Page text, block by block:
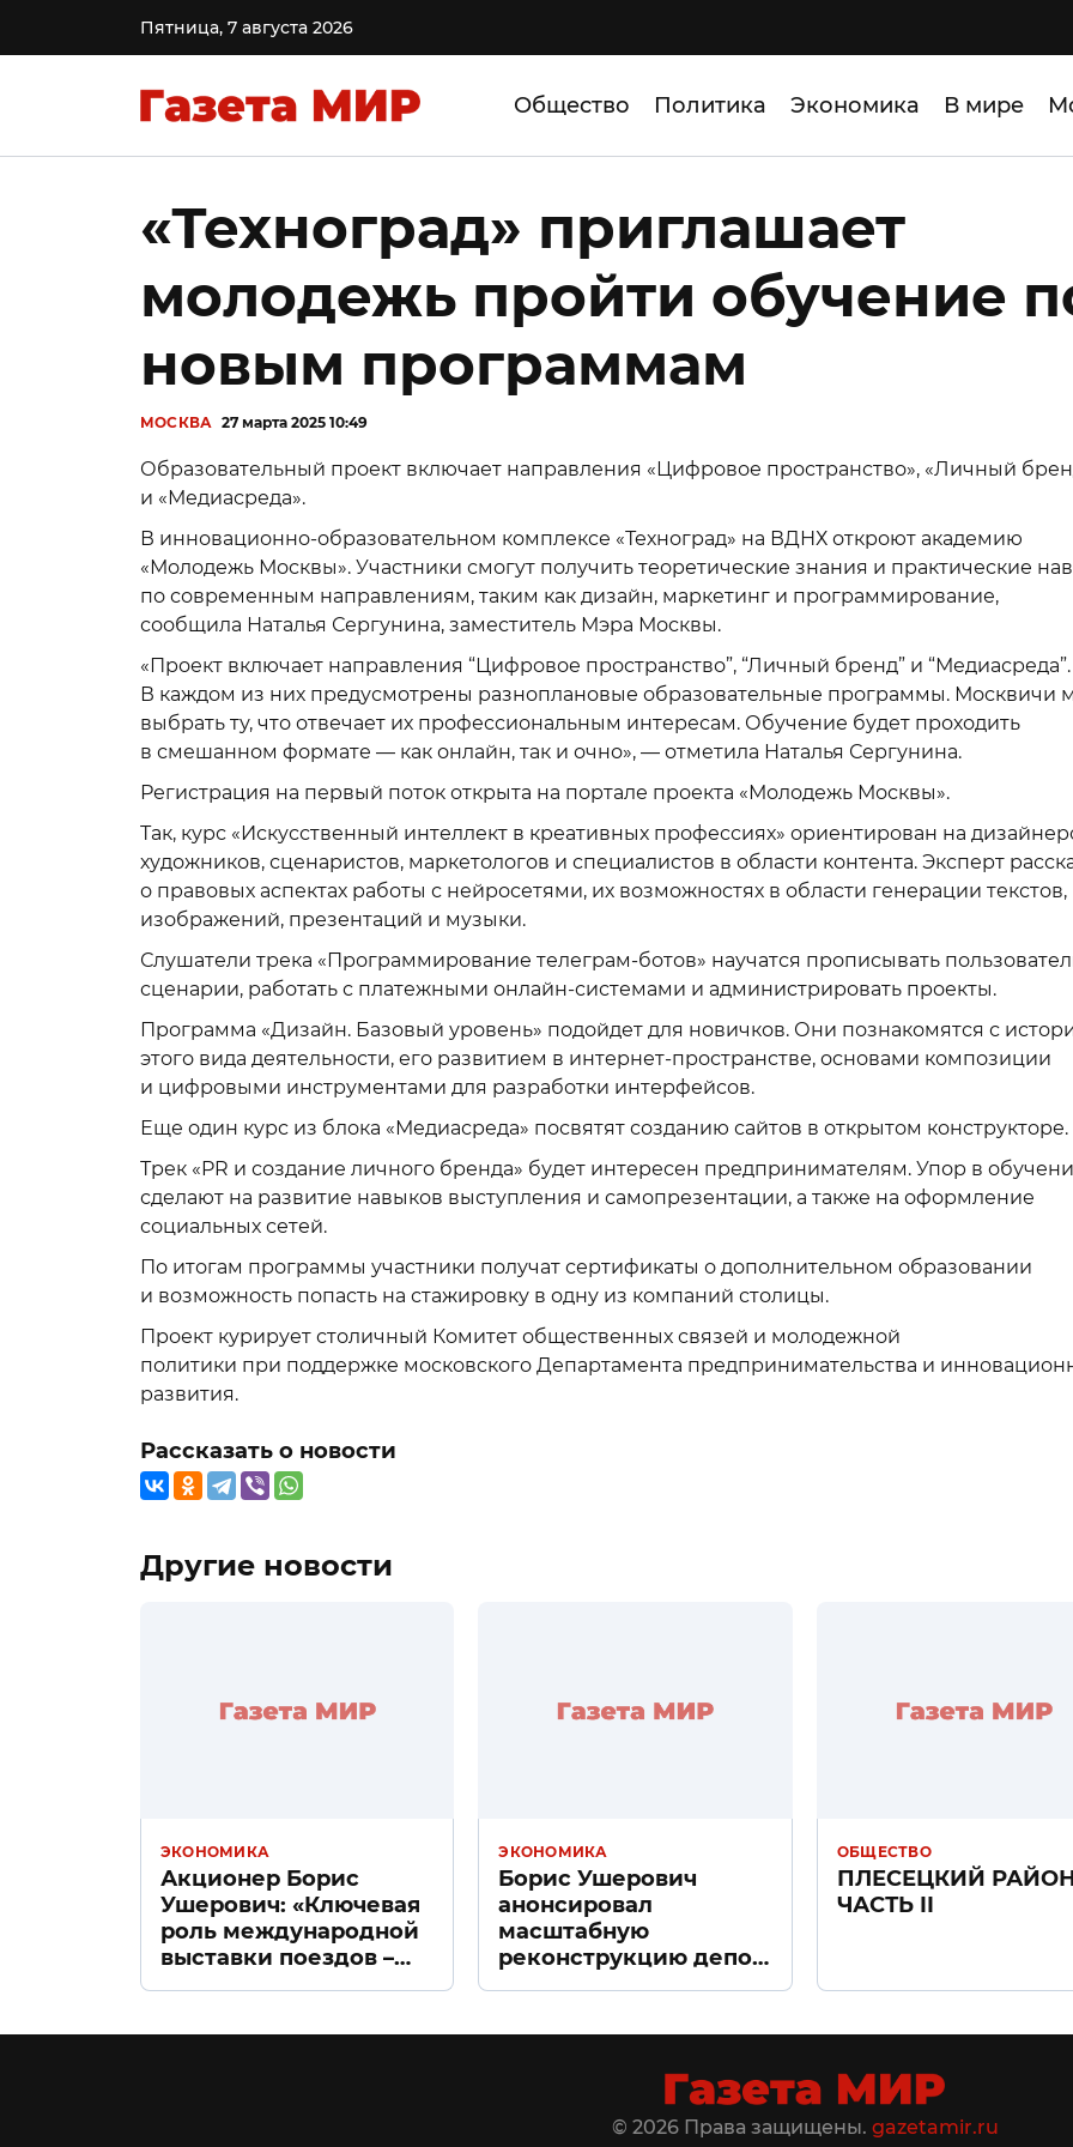
Пятница, 7 августа 2026
Общество Политика Экономика В мире
«Техноград» приглашает
молодежь пройти обучение
новым программам
МОСКВА 27 марта 2025 10:49
Образовательный проект включает направления «Цифровое пространство», «Личный
и «Медиасреда».
В инновационно-образовательном комплексе «Техноград» на ВДНХ откроют академию
«Молодежь Москвы». Участники смогут получить теоретические знания и практические
по современным направлениям, таким как дизайн, маркетинг и программирование,
сообщила Наталья Сергунина, заместитель Мэра Москвы.
«Проект включает направления “Цифровое пространство”, “Личный бренд” и “Медиасреда”.
В каждом из них предусмотрены разноплановые образовательные программы. Москвичи
выбрать ту, что отвечает их профессиональным интересам. Обучение будет проходить
в смешанном формате — как онлайн, так и очно», — отметила Наталья Сергунина.
Регистрация на первый поток открыта на портале проекта «Молодежь Москвы».
Так, курс «Искусственный интеллект в креативных профессиях» ориентирован на
художников, сценаристов, маркетологов и специалистов в области контента. Эксперт
о правовых аспектах работы с нейросетями, их возможностях в области генерации текстов,
изображений, презентаций и музыки.
Слушатели трека «Программирование телеграм-ботов» научатся прописывать
сценарии, работать с платежными онлайн-системами и администрировать проекты.
Программа «Дизайн. Базовый уровень» подойдет для новичков. Они познакомятся с
этого вида деятельности, его развитием в интернет-пространстве, основами композиции
и цифровыми инструментами для разработки интерфейсов.
Еще один курс из блока «Медиасреда» посвятят созданию сайтов в открытом конструкторе.
Трек «PR и создание личного бренда» будет интересен предпринимателям. Упор в
сделают на развитие навыков выступления и самопрезентации, а также на оформление
социальных сетей.
По итогам программы участники получат сертификаты о дополнительном образовании
и возможность попасть на стажировку в одну из компаний столицы.
Проект курирует столичный Комитет общественных связей и молодежной
политики при поддержке московского Департамента предпринимательства и
развития.
Рассказать о новости
Другие новости
ЭКОНОМИКА
Акционер Борис
Ушерович: «Ключевая
роль международной
выставки поездов –
поиск ответов на
ЭКОНОМИКА
Борис Ушерович
анонсировал
масштабную
реконструкцию депо
«Дачное» в Санкт-
ОБЩЕСТВО
ПЛЕСЕЦКИЙ
ЧАСТЬ II
© 2026 Права защищены. gazetamir.ru